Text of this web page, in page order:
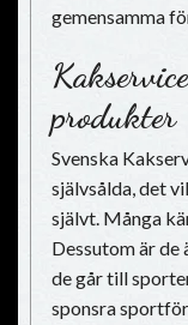
gemensamma
produkter
Svenska
självsålda, det
självt. Många
Dessutom är de
de går till
sponsra